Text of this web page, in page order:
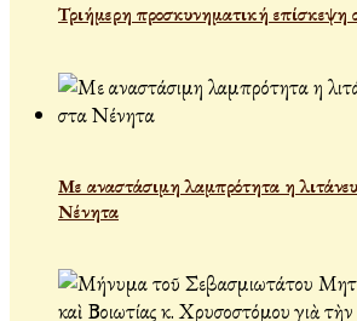
Τριήμερη προσκυνηματική επίσκεψη
Με αναστάσιμη λαμπρότητα η
Νένητα